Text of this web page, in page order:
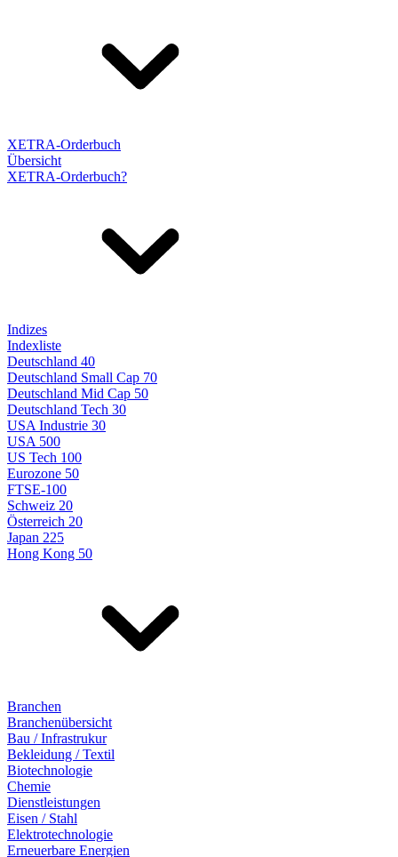
XETRA-Orderbuch
Übersicht
XETRA-Orderbuch?
Indizes
Indexliste
Deutschland 40
Deutschland Small Cap 70
Deutschland Mid Cap 50
Deutschland Tech 30
USA Industrie 30
USA 500
US Tech 100
Eurozone 50
FTSE-100
Schweiz 20
Österreich 20
Japan 225
Hong Kong 50
Branchen
Branchenübersicht
Bau / Infrastrukur
Bekleidung / Textil
Biotechnologie
Chemie
Dienstleistungen
Eisen / Stahl
Elektrotechnologie
Erneuerbare Energien